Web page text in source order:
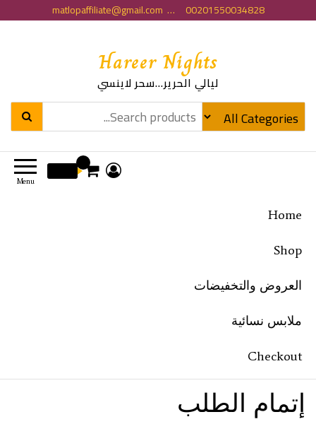
matlopaffiliate@gmail.com … 00201550034828
Hareer Nights
ليالي الحرير…سحر لاينسي
Menu
Home
Shop
العروض والتخفيضات
ملابس نسائية
Checkout
إتمام الطلب